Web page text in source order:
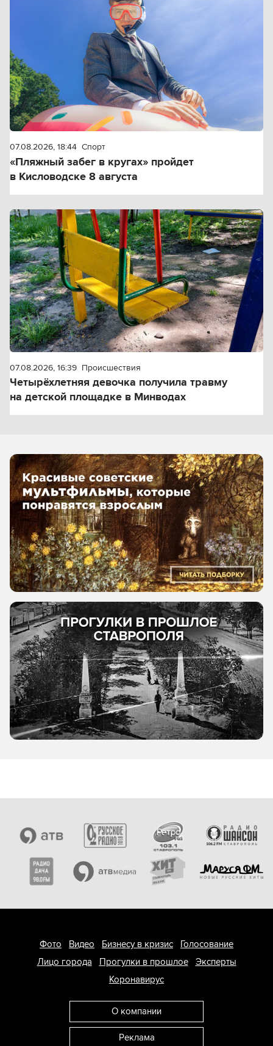
07.08.2026, 18:44 Спорт
«Пляжный забег в кругах» пройдет
в Кисловодске 8 августа
07.08.2026, 16:39 Происшествия
Четырёхлетняя девочка получила травму
на детской площадке в Минводах
Фото Видео Бизнесу в кризис
Голосование
Лицо города
Прогулки в прошлое
Эксперты
Коронавирус
О компании
Реклама